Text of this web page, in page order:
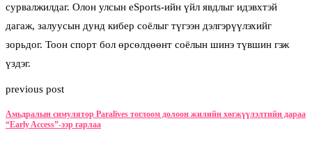
сурвалжилдаг. Олон улсын eSports-ийн үйл явдлыг идэвхтэй
дагаж, залуусын дунд кибер соёлыг түгээн дэлгэрүүлэхийг
зорьдог. Тоон спорт бол өрсөлдөөнт соёлын шинэ түвшин гэж
үздэг.
previous post
Амьдралын симулятор Paralives тоглоом долоон жилийн хөгжүүлэлтийн дараа
“Early Access”-ээр гарлаа